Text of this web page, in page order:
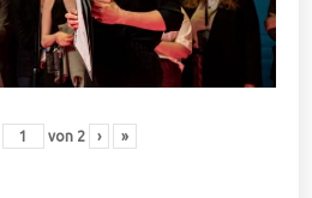
von 2 › »